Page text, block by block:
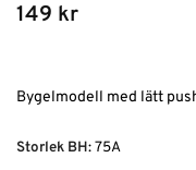
149 kr
Bygelmodell med lätt
Storlek BH:75A
Alternative: